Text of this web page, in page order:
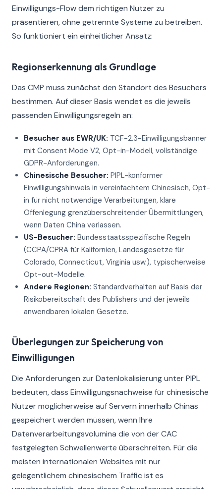
Einwilligungs-Flow dem richtigen Nutzer zu
präsentieren, ohne getrennte Systeme zu betreiben.
So funktioniert ein einheitlicher Ansatz:
Regionserkennung als Grundlage
Das CMP muss zunächst den Standort des Besuchers
bestimmen. Auf dieser Basis wendet es die jeweils
passenden Einwilligungsregeln an:
Besucher aus EWR/UK: TCF-2.3-Einwilligungsbanner
mit Consent Mode V2, Opt-in-Modell, vollständige
GDPR-Anforderungen.
Chinesische Besucher: PIPL-konformer
Einwilligungshinweis in vereinfachtem Chinesisch, Opt-
in für nicht notwendige Verarbeitungen, klare
Offenlegung grenzüberschreitender Übermittlungen,
wenn Daten China verlassen.
US-Besucher: Bundesstaatsspezifische Regeln
(CCPA/CPRA für Kalifornien, Landesgesetze für
Colorado, Connecticut, Virginia usw.), typischerweise
Opt-out-Modelle.
Andere Regionen: Standardverhalten auf Basis der
Risikobereitschaft des Publishers und der jeweils
anwendbaren lokalen Gesetze.
Überlegungen zur Speicherung von
Einwilligungen
Die Anforderungen zur Datenlokalisierung unter PIPL
bedeuten, dass Einwilligungsnachweise für chinesische
Nutzer möglicherweise auf Servern innerhalb Chinas
gespeichert werden müssen, wenn Ihre
Datenverarbeitungsvolumina die von der CAC
festgelegten Schwellenwerte überschreiten. Für die
meisten internationalen Websites mit nur
gelegentlichem chinesischem Traffic ist es